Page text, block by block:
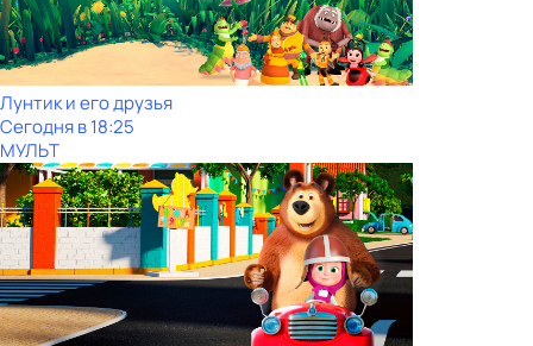
Лунтик и его друзья
Сегодня в 18:25
МУЛЬТ